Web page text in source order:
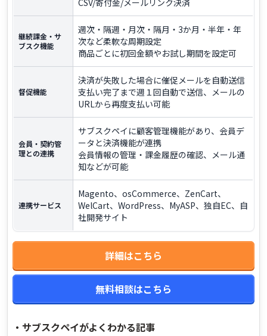
CSV/寄付金/メールリンク決済
継続課金・サ
ブスク機能
週次・隔週・月次・隔月・3か月・半年・年
次など柔軟な周期設定
商品ごとに初回金額やお試し期間を設定可
督促機能
決済が失敗した場合に催促メールを自動送信
支払い完了まで週１回自動で送信、メールの
URLから再度支払い可能
会員・契約管
理との連携
サブスクペイに顧客管理機能があり、会員デ
ータと決済機能が連携
会員情報の管理・課金履歴の確認、メール通
知などが可能
連携サービス
Magento、osCommerce、ZenCart、
WelCart、WordPress、MyASP、独自EC、自
社開発サイト
詳細はこちら
無料相談はこちら
・ サブスクペイがよくわかる記事